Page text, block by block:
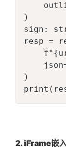
)
sign: str
resp =
)
2. iFrame嵌